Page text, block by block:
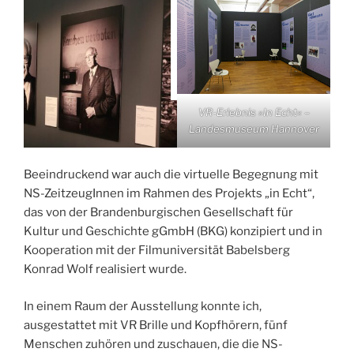
VR-Erlebnis »In Echt« –
Landesmuseum Hannover
Beeindruckend war auch die virtuelle Begegnung mit
NS-ZeitzeugInnen im Rahmen des Projekts „in Echt“,
das von der Brandenburgischen Gesellschaft für
Kultur und Geschichte gGmbH (BKG) konzipiert und in
Kooperation mit der Filmuniversität Babelsberg
Konrad Wolf realisiert wurde.
In einem Raum der Ausstellung konnte ich,
ausgestattet mit VR Brille und Kopfhörern, fünf
Menschen zuhören und zuschauen, die die NS-